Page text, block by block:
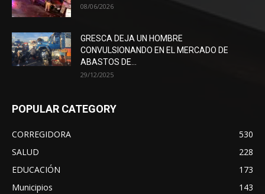
08/06/2026
GRESCA DEJA UN HOMBRE
CONVULSIONANDO EN EL MERCADO DE
ABASTOS DE...
29/12/2025
POPULAR CATEGORY
CORREGIDORA
530
SALUD
228
EDUCACIÓN
173
Municipios
143